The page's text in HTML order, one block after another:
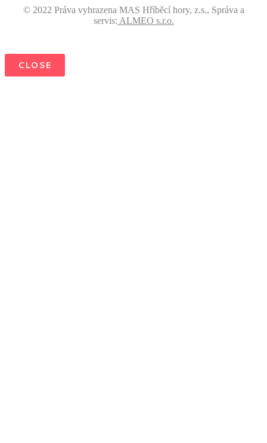
© 2022 Práva vyhrazena MAS Hříběcí hory, z.s., Správa a
servis: ALMEO s.r.o.
CLOSE